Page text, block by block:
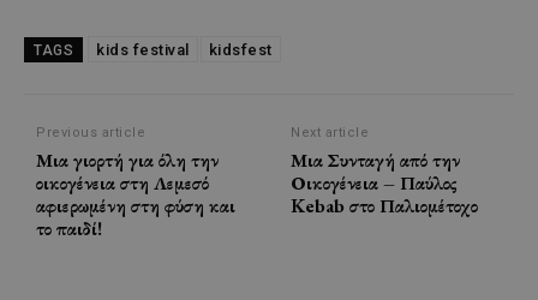
TAGS kids festival kidsfest
Previous article
Μια γιορτή για όλη την
οικογένεια στη Λεμεσό
αφιερωμένη στη φύση και
το παιδί!
Next article
Μια Συνταγή από την
Οικογένεια – Παύλος
Kebab στο Παλιομέτοχο